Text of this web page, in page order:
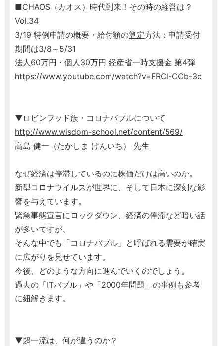
■CHAOS（カオス）時代到来！その時の経営は？
Vol.34
3/19 特例申請の概要・給付額の算定方法：申請受付
期間は3/8～5/31
法人60万円・個人30万円 経産省一時支援金 第4弾
https://www.youtube.com/watch?v=FRCl-CCb-3c
▼ロビンフッド族・コロナバブルについて
http://www.wisdom-school.net/content/569/
高島 健一（たかしま けんいち） 先生
なぜ経済は停滞しているのに株価だけは高いのか。
新型コロナウイルスが世界に、そして日本に深刻な影
響を与えています。
緊急事態宣言にロックダウン、経済の停滞など暗い話
が多いですが、
そんな中でも「コロナバブル」と呼ばれる需要が確実
に広がりを見せています。
今後、どのような方向に進んでいくのでしょう。
過去の「ITバブル」や「2000年問題」の事例も参考
に紐解きます。
▼超一流は、何が違うのか？